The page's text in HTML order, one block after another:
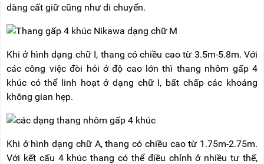
HỆ
VÁN
RẢNH
TAY
XE
ĐẨY
HÀNG
DÂY
THOÁT
TỰ
dàng cất giữ cũng như di chuyển.
Khi ở hình dạng chữ I, thang có chiều cao từ 3.5m-5.8m. Với
các công việc đòi hỏi ở độ cao lớn thì thang nhôm gấp 4
khúc có thể linh hoạt ở dạng chữ I, bất chấp các khoảng
không gian hẹp.
Khi ở hình dạng chữ A, thang có chiều cao từ 1.75m-2.75m.
Với kết cấu 4 khúc thang có thể điều chỉnh ở nhiều tư thế,